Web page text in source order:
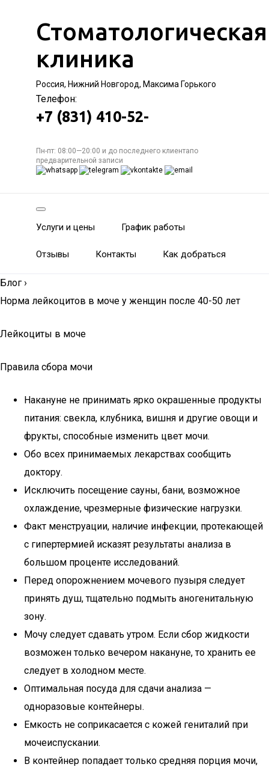
Стоматологическая
клиника
Россия, Нижний Новгород, Максима Горького
Телефон:
+7 (831) 410-52-
Пн-пт: 08:00—20:00 и до последнего клиентапо
предварительной записи
Услуги и цены График работы
Отзывы Контакты Как добраться
Блог ›
Норма лейкоцитов в моче у женщин после 40-50 лет
Лейкоциты в моче
Правила сбора мочи
Накануне не принимать ярко окрашенные продукты
питания: свекла, клубника, вишня и другие овощи и
фрукты, способные изменить цвет мочи.
Обо всех принимаемых лекарствах сообщить
доктору.
Исключить посещение сауны, бани, возможное
охлаждение, чрезмерные физические нагрузки.
Факт менструации, наличие инфекции, протекающей
с гипертермией исказят результаты анализа в
большом проценте исследований.
Перед опорожнением мочевого пузыря следует
принять душ, тщательно подмыть аногенитальную
зону.
Мочу следует сдавать утром. Если сбор жидкости
возможен только вечером накануне, то хранить ее
следует в холодном месте.
Оптимальная посуда для сдачи анализа —
одноразовые контейнеры.
Емкость не соприкасается с кожей гениталий при
мочеиспускании.
В контейнер попадает только средняя порция мочи,